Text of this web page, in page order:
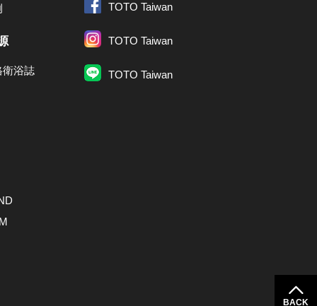
衛浴誌
TOTO Taiwan
TOTO Taiwan
TOTO Taiwan
BACK